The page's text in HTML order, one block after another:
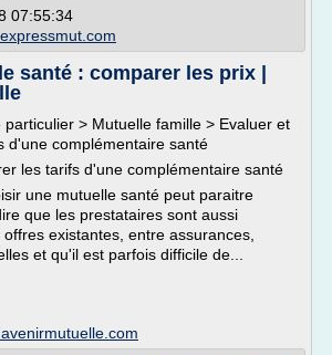
07:55:34
santé : comparer les prix |
particulier > Mutuelle famille > Evaluer et
d'une complémentaire santé
les tarifs d'une complémentaire santé
une mutuelle santé peut paraitre
que les prestataires sont aussi
existantes, entre assurances,
et qu'il est parfois difficile de...